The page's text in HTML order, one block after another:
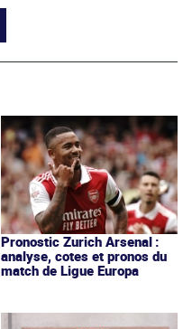
Pronostic Zurich Arsenal :
analyse, cotes et pronos du
match de Ligue Europa